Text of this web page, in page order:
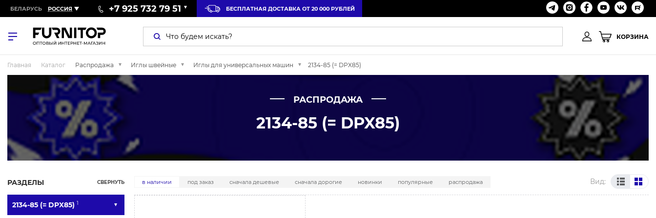
БЕЛАРУСЬ РОССИЯ +7 925 732 79 51 БЕСПЛАТНАЯ ДОСТАВКА ОТ 20 000 РУБЛЕЙ
КОРЗИНА
Главная Каталог Распродажа Иглы швейные Иглы для универсальных машин 2134-85 (= DPX85)
РАСПРОДАЖА
2134-85 (= DPX85)
РАЗДЕЛЫ СВЕРНУТЬ
2134-85 (= DPX85) 1
в наличии под заказ сначала дешевые сначала дорогие новинки популярные распродажа Вид: